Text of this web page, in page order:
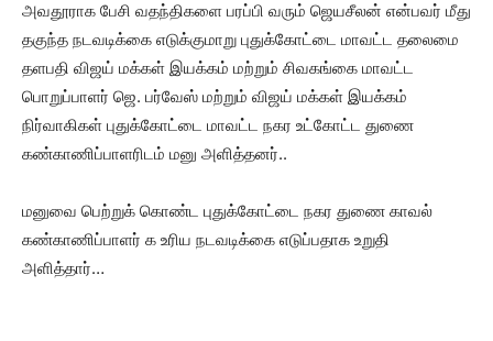
அவதூராக பேசி வதந்திகளை பரப்பி வரும் ஜெயசீலன் என்பவர் மீது
தகுந்த நடவடிக்கை எடுக்குமாறு புதுக்கோட்டை மாவட்ட தலைமை
தளபதி விஜய் மக்கள் இயக்கம் மற்றும் சிவகங்கை மாவட்ட
பொறுப்பாளர் ஜெ. பர்வேஸ் மற்றும் விஜய் மக்கள் இயக்கம்
நிர்வாகிகள் புதுக்கோட்டை மாவட்ட நகர உட்கோட்ட துணை
கண்காணிப்பாளரிடம் மனு அளித்தனர்..
மனுவை பெற்றுக் கொண்ட புதுக்கோட்டை நகர துணை காவல்
கண்காணிப்பாளர் க உரிய நடவடிக்கை எடுப்பதாக உறுதி
அளித்தார்…